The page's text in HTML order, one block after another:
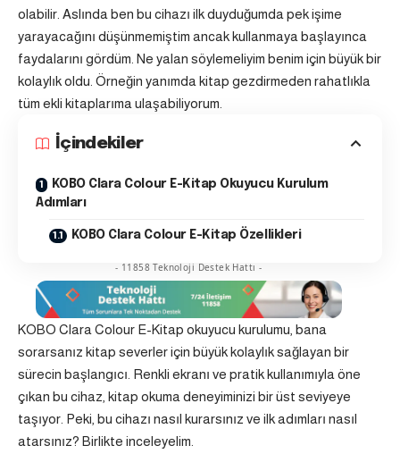
olabilir. Aslında ben bu cihazı ilk duyduğumda pek işime
yarayacağını düşünmemiştim ancak kullanmaya başlayınca
faydalarını gördüm. Ne yalan söylemeliyim benim için büyük bir
kolaylık oldu. Örneğin yanımda kitap gezdirmeden rahatlıkla
tüm ekli kitaplarıma ulaşabiliyorum.
İçindekiler
KOBO Clara Colour E-Kitap Okuyucu Kurulum
Adımları
KOBO Clara Colour E-Kitap Özellikleri
- 11858 Teknoloji Destek Hattı -
KOBO Clara Colour E-Kitap okuyucu kurulumu, bana
sorarsanız kitap severler için büyük kolaylık sağlayan bir
sürecin başlangıcı. Renkli ekranı ve pratik kullanımıyla öne
çıkan bu cihaz, kitap okuma deneyiminizi bir üst seviyeye
taşıyor. Peki, bu cihazı nasıl kurarsınız ve ilk adımları nasıl
atarsınız? Birlikte inceleyelim.